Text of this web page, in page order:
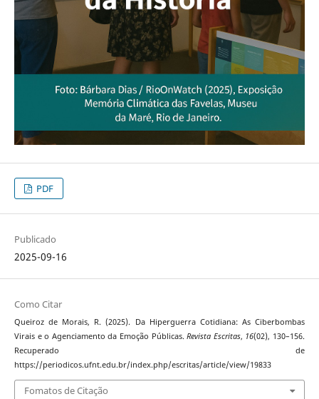
PDF
Publicado
2025-09-16
Como Citar
Queiroz de Morais, R. (2025). Da Hiperguerra Cotidiana: As Ciberbombas
Virais e o Agenciamento da Emoção Públicas.Revista Escritas, 16(02), 130–156.
Recuperado de
https://periodicos.ufnt.edu.br/index.php/escritas/article/view/19833
Fomatos de Citação